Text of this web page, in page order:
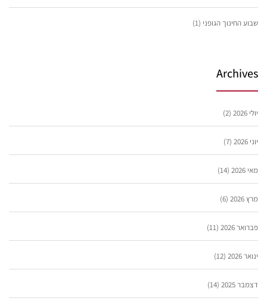
שבוע החינוך הגופני (1)
Archives
יולי 2026 (2)
יוני 2026 (7)
מאי 2026 (14)
מרץ 2026 (6)
פברואר 2026 (11)
ינואר 2026 (12)
דצמבר 2025 (14)